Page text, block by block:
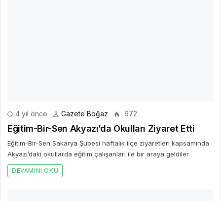
4 yıl önce Gazete Boğaz 672
Eğitim-Bir-Sen Akyazı’da Okulları Ziyaret Etti
Eğitim-Bir-Sen Sakarya Şubesi haftalık ilçe ziyaretleri kapsamında
Akyazı’daki okullarda eğitim çalışanları ile bir araya geldiler.
DEVAMINI OKU